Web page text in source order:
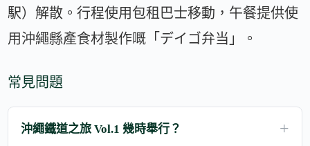
駅）解散。行程使用包租巴士移動，午餐提供使
用沖繩縣產食材製作嘅「デイゴ弁当」。
常見問題
沖繩鐵道之旅 Vol.1 幾時舉行？